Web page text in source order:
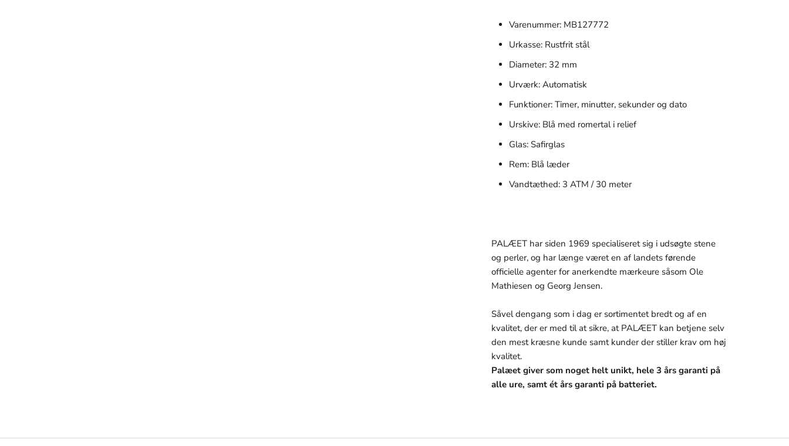
Varenummer: MB127772
Urkasse: Rustfrit stål
Diameter: 32 mm
Urværk: Automatisk
Funktioner: Timer, minutter, sekunder og dato
Urskive: Blå med romertal i relief
Glas: Safirglas
Rem: Blå læder
Vandtæthed: 3 ATM / 30 meter
PALÆET har siden 1969 specialiseret sig i udsøgte stene
og perler, og har længe været en af landets førende
officielle agenter for anerkendte mærkeure såsom Ole
Mathiesen og Georg Jensen.
Såvel dengang som i dag er sortimentet bredt og af en
kvalitet, der er med til at sikre, at PALÆET kan betjene selv
den mest kræsne kunde samt kunder der stiller krav om høj
kvalitet.
Palæet giver som noget helt unikt, hele 3 års garanti på
alle ure, samt ét års garanti på batteriet.